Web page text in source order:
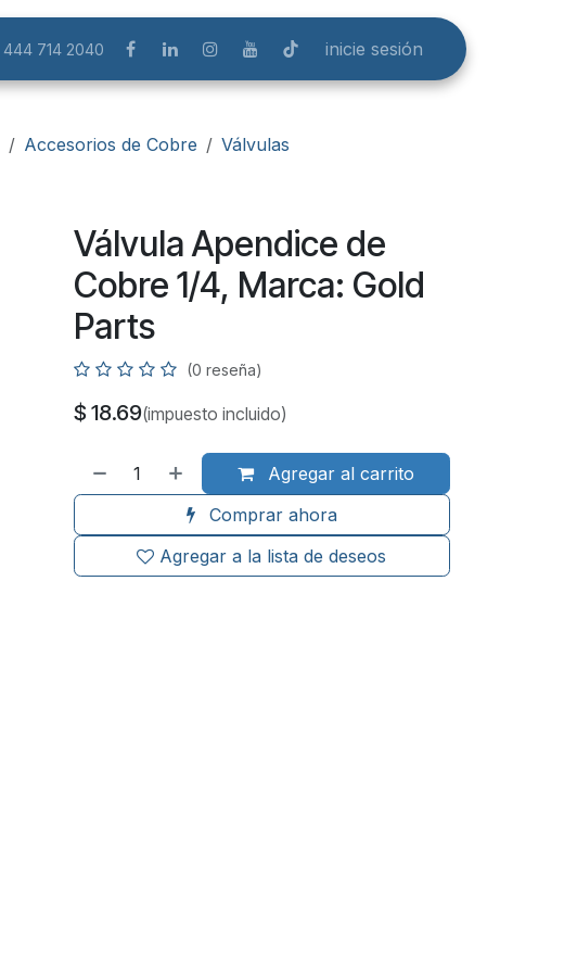
444 714 2040 inicie sesión
Accesorios de Cobre
Válvulas
Válvula Apendice de
Cobre 1/4, Marca: Gold
Parts
(0 reseña)
$ 18.69(impuesto incluido)
Agregar al carrito
Comprar ahora
Agregar a la lista de deseos